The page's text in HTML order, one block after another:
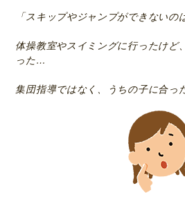
「スキップやジャンプができないの
体操教室やスイミングに行ったけど
った…
集団指導ではなく、うちの子に合っ